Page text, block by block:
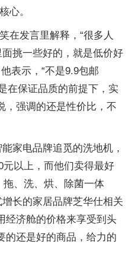
心。
在发言里解释，“很多人
挑一些好的，就是低价好
表示，“不是9.9包邮
在保证品质的前提下，实
，强调的还是性价比，不
家电品牌追觅的洗地机，
以上，而他们卖得最好
拖、洗、烘、除菌一体
长的家居品牌芝华仕相关
经济舱的价格来享受到头
的还是好的商品，给力的